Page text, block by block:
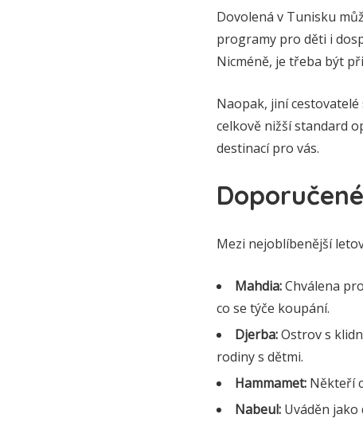
Dovolená v Tunisku
programy pro děti i
Nicméně, je třeba být
Naopak, jiní
celkově nižší standard
destinací pro vás.
Mezi nejoblíbenější
Mahdia:Chválena
co se týče koupání.
Djerba:Ostrov s
rodiny s dětmi.
Hammamet: Někteří
Nabeul: Uváděn